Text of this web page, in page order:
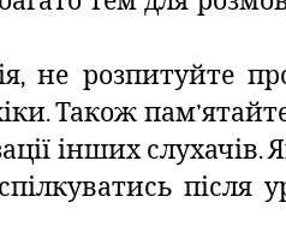
не розпитуйте
Також
інших слухачів.
після